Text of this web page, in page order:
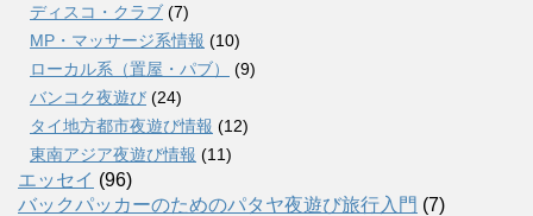
ディスコ・クラブ (7)
MP・マッサージ系情報 (10)
ローカル系（置屋・パブ）
(9)
バンコク夜遊び (24)
タイ地方都市夜遊び情報 (12)
東南アジア夜遊び情報 (11)
エッセイ (96)
バックパッカーのためのパタヤ夜遊び旅行入門 (7)